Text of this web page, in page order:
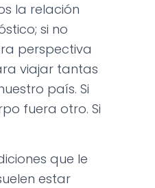
la relación
si no
perspectiva
viajar tantas
país. Si
fuera otro. Si
que le
estar